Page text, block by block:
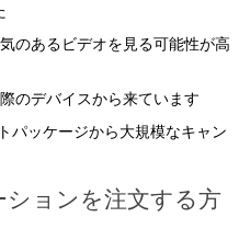
のあるビデオを見る可能性が高
のデバイスから来ています
パッケージから大規模なキャン
ョンを注文する方